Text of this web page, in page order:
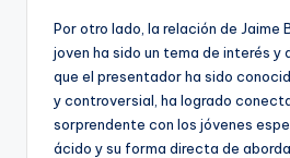
Por otro lado, la relación de Jaime
joven ha sido un tema de interés y
que el presentador ha sido
y controversial, ha logrado
sorprendente con los jóvenes
ácido y su forma directa de